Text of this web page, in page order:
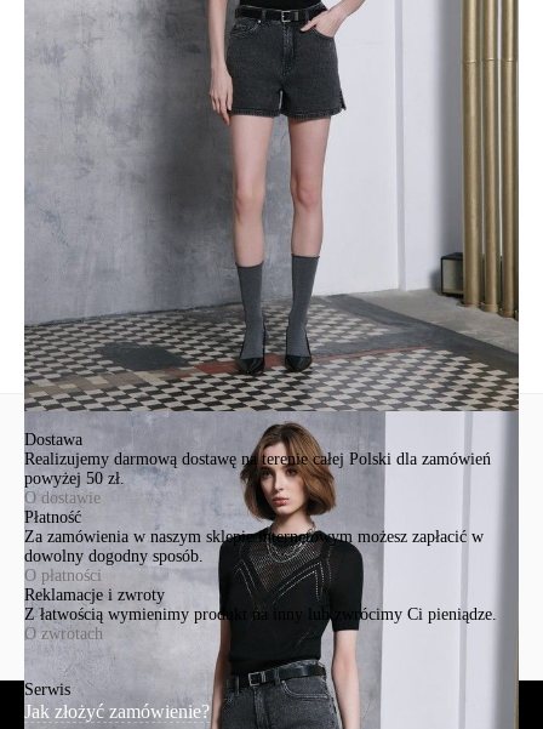
1003033040170588
вискоза 50%, ПАН 50%
Udostępnij produkt
Podmiot odpowiedzialny
EuroTrade Tex Sp z o.o.
Św. Teresy 91
91-341, Łódź, Polska
+48 500-503-636
info@conteshop.pl
Ten produkt nie ma pytań Możesz zadać pytanie, klikając przycisk
poniżej
Zadaj pytanie
Nowe pytanie
Wyślij
Dostawa
Realizujemy darmową dostawę na terenie całej Polski dla zamówień
powyżej 50 zł.
O dostawie
Płatność
Za zamówienia w naszym sklepie internetowym możesz zapłacić w
dowolny dogodny sposób.
O płatności
Reklamacje i zwroty
Z łatwością wymienimy produkt na inny lub zwrócimy Ci pieniądze.
O zwrotach
Serwis
Jak złożyć zamówienie?